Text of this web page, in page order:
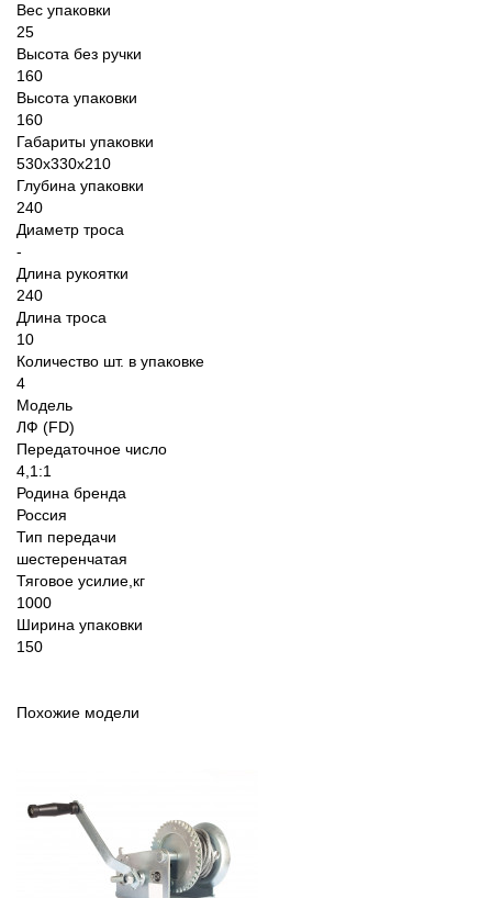
Вес упаковки
25
Высота без ручки
160
Высота упаковки
160
Габариты упаковки
530х330х210
Глубина упаковки
240
Диаметр троса
-
Длина рукоятки
240
Длина троса
10
Количество шт. в упаковке
4
Модель
ЛФ (FD)
Передаточное число
4,1:1
Родина бренда
Россия
Тип передачи
шестеренчатая
Тяговое усилие,кг
1000
Ширина упаковки
150
Похожие модели